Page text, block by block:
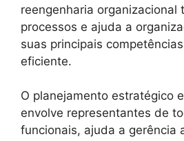
reengenharia organizacional
processos e ajuda a
suas principais
eficiente.
O planejamento estratégico
envolve representantes de
funcionais, ajuda a gerência